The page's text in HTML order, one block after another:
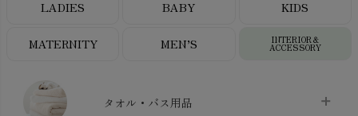
LADIES BABY KIDS
MATERNITY MEN’S INTERIOR＆
ACCESSORY
タオル・バス用品